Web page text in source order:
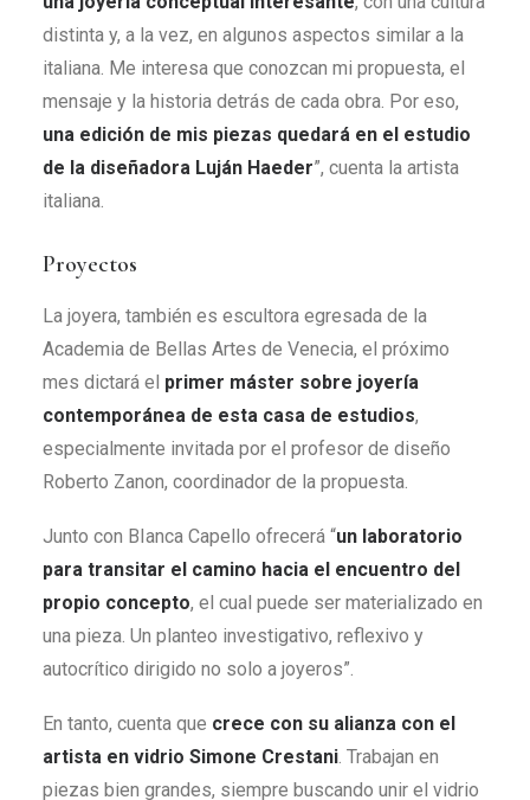
distinta y, a la vez, en algunos aspectos similar a la
italiana. Me interesa que conozcan mi propuesta, el
mensaje y la historia detrás de cada obra. Por eso,
una edición de mis piezas quedará en el estudio
de la diseñadora Luján Haeder”, cuenta la artista
italiana.
Proyectos
La joyera, también es escultora egresada de la
Academia de Bellas Artes de Venecia, el próximo
mes dictará el primer máster sobre joyería
contemporánea de esta casa de estudios,
especialmente invitada por el profesor de diseño
Roberto Zanon, coordinador de la propuesta.
Junto con BIanca Capello ofrecerá “un laboratorio
para transitar el camino hacia el encuentro del
propio concepto, el cual puede ser materializado en
una pieza. Un planteo investigativo, reflexivo y
autocrítico dirigido no solo a joyeros”.
En tanto, cuenta que crece con su alianza con el
artista en vidrio Simone Crestani. Trabajan en
piezas bien grandes, siempre buscando unir el vidrio